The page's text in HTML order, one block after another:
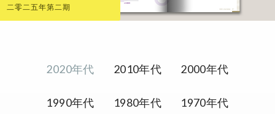
二零二五年第二期
2020年代 2010年代 2000年代
1990年代 1980年代 1970年代